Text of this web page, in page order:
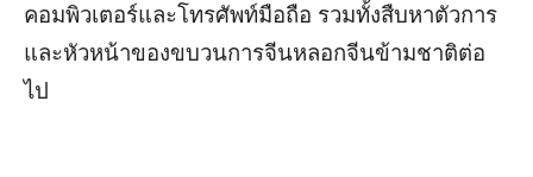
คอมพิวเตอร์และโทรศัพท์มือถือ รวมทั้งสืบหาตัวการ
และหัวหน้าของขบวนการจีนหลอกจีนข้ามชาติต่อ
ไป